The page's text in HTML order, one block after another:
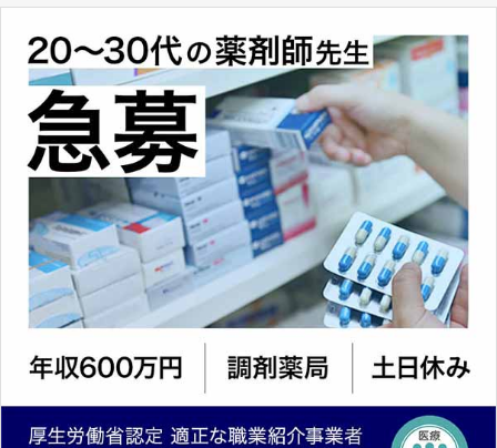
査データ、投薬歴など非常に多岐にわたる医療
データを利活用し、またシステム管理できるこ
とは、病院薬剤師を中心に大きな武器になりま
す。